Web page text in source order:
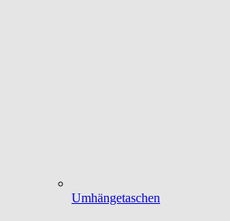
Umhängetaschen